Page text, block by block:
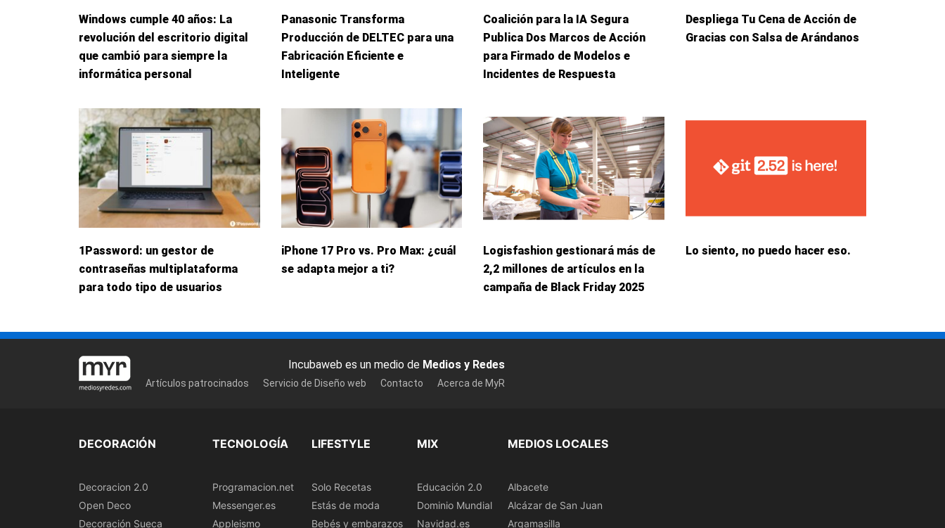
Windows cumple 40 años: La
revolución del escritorio digital
que cambió para siempre la
informática personal
Panasonic Transforma
Producción de DELTEC para una
Fabricación Eficiente e
Inteligente
Coalición para la IA Segura
Publica Dos Marcos de Acción
para Firmado de Modelos e
Incidentes de Respuesta
Despliega Tu Cena de Acción de
Gracias con Salsa de Arándanos
1Password: un gestor de
contraseñas multiplataforma
para todo tipo de usuarios
iPhone 17 Pro vs. Pro Max: ¿cuál
se adapta mejor a ti?
Logisfashion gestionará más de
2,2 millones de artículos en la
campaña de Black Friday 2025
Lo siento, no puedo hacer eso.
Incubaweb es un medio de Medios y Redes
Artículos patrocinados Servicio de Diseño web Contacto Acerca de MyR
DECORACIÓN
Decoracion 2.0
Open Deco
Decoración Sueca
TECNOLOGÍA
Programacion.net
Messenger.es
Appleismo
LIFESTYLE
Solo Recetas
Estás de moda
Bebés y embarazos
MIX
Educación 2.0
Dominio Mundial
Navidad.es
MEDIOS LOCALES
Albacete
Alcázar de San Juan
Argamasilla